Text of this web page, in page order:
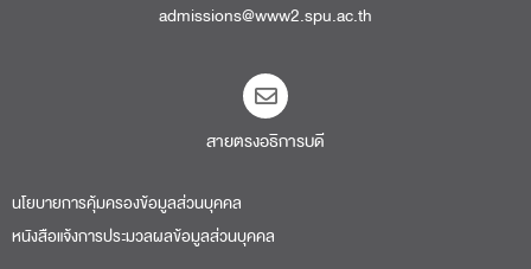
admissions@www2.spu.ac.th
สายตรงอธิการบดี​
นโยบายการคุ้มครองข้อมูลส่วนบุคคล
หนังสือแจ้งการประมวลผลข้อมูลส่วนบุคคล